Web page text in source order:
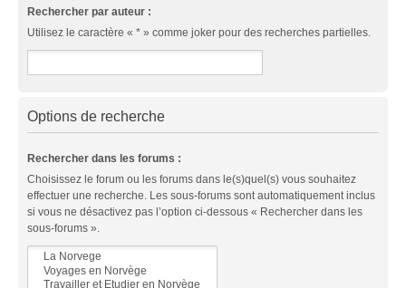
Rechercher par auteur :
Utilisez le caractère « * » comme joker pour des recherches partielles.
Options de recherche
Rechercher dans les forums :
Choisissez le forum ou les forums dans le(s)quel(s) vous souhaitez
effectuer une recherche. Les sous-forums sont automatiquement inclus
si vous ne désactivez pas l’option ci-dessous « Rechercher dans les
sous-forums ».